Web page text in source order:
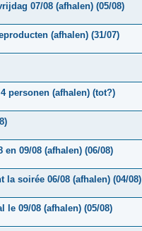
07/08 (afhalen) (05/08)
(afhalen) (31/07)
personen (afhalen) (tot?)
09/08 (afhalen) (06/08)
soirée 06/08 (afhalen) (04/08)
le 09/08 (afhalen) (05/08)